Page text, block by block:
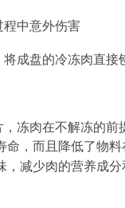
程中意外伤害
成盘的冷冻肉直
冻肉在不解冻的前
，而且降低了物
减少肉的营养成分